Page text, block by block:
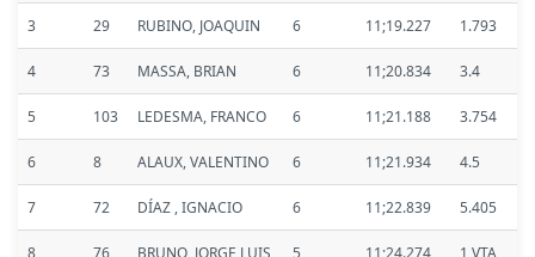
3 29 RUBINO, JOAQUIN 6 11;19.227 1.793
4 73 MASSA, BRIAN 6 11;20.834 3.4
5 103 LEDESMA, FRANCO 6 11;21.188 3.754
6 8 ALAUX, VALENTINO 6 11;21.934 4.5
7 72 DÍAZ , IGNACIO 6 11;22.839 5.405
8 76 BRUNO, JORGE LUIS 5 11;24.274 1 VTA